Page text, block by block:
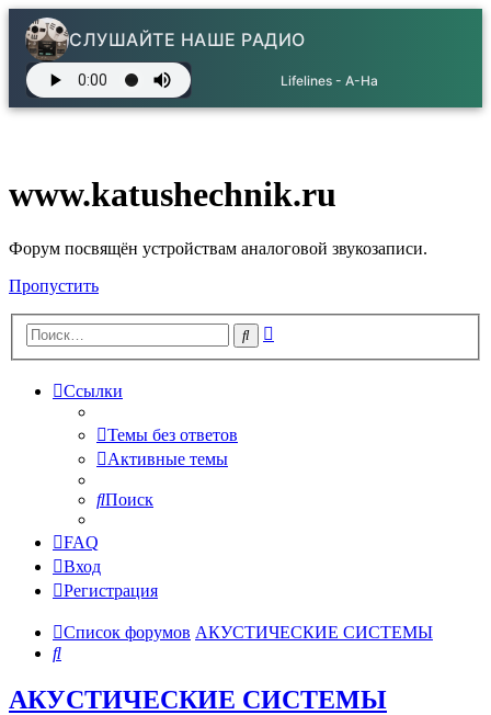
СЛУШАЙТЕ НАШЕ РАДИО
Lifelines - A-Ha
www.katushechnik.ru
Форум посвящён устройствам аналоговой звукозаписи.
Пропустить
Поиск
Ссылки
Темы без ответов
Активные темы
Поиск
FAQ
Вход
Регистрация
Список форумов АКУСТИЧЕСКИЕ СИСТЕМЫ
Поиск
АКУСТИЧЕСКИЕ СИСТЕМЫ